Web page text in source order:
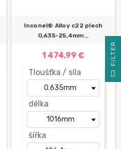
Inconel® Alloy c22 plech
0,635-25,4mm...
1 474,99 €
Tloušťka / síla
délka
šířka
R